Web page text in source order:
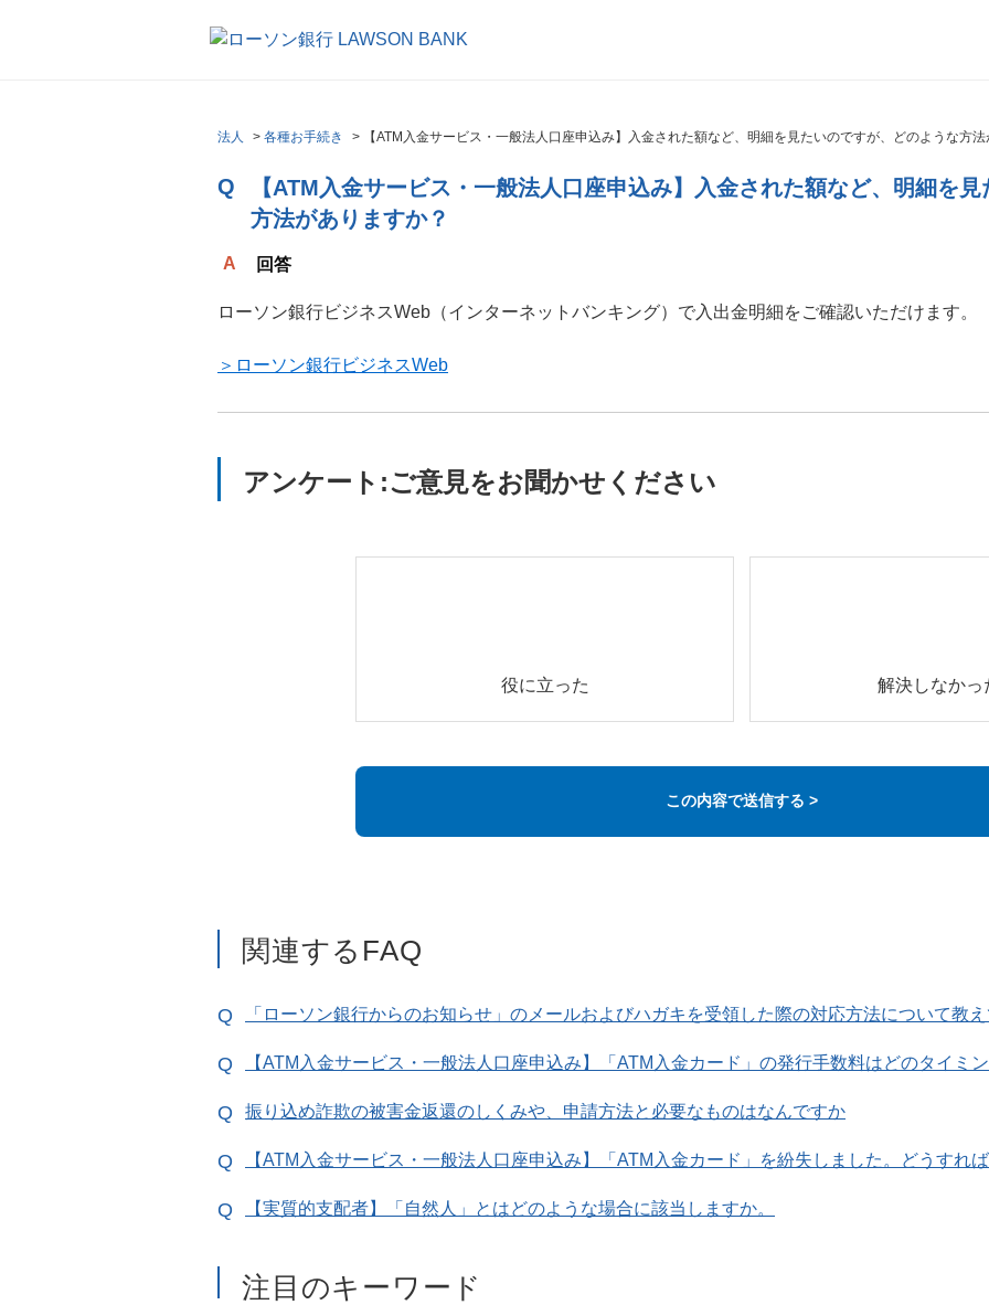
法人 > 各種お手続き > 【ATM入金サービス・一般法人口座申込み】入金された額など、明細を見たいのですが、どのような方
【ATM入金サービス・一般法人口座申込み】入金された額など、明細を
方法がありますか？
回答
ローソン銀行ビジネスWeb（インターネットバンキング）で入出金明細をご確認いただけます。
＞ローソン銀行ビジネスWeb
アンケート:ご意見をお聞かせください
役に立った 解決しなかっ
関連するFAQ
「ローソン銀行からのお知らせ」のメールおよびハガキを受領した際の対応方法について教
【ATM入金サービス・一般法人口座申込み】「ATM入金カード」の発行手数料はどのタイミ
振り込め詐欺の被害金返還のしくみや、申請方法と必要なものはなんですか
【ATM入金サービス・一般法人口座申込み】「ATM入金カード」を紛失しました。どうすれ
【実質的支配者】「自然人」とはどのような場合に該当しますか。
注目のキーワード